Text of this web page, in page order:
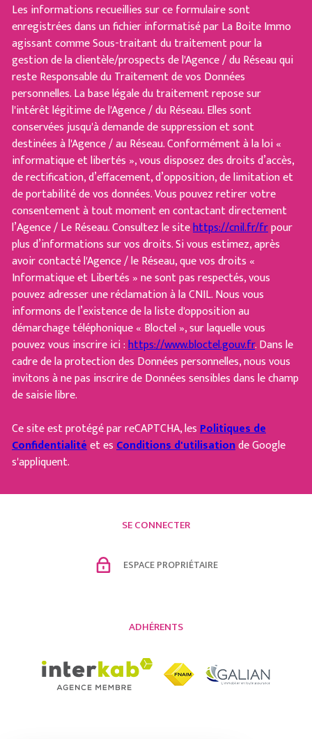
Les informations recueillies sur ce formulaire sont
enregistrées dans un fichier informatisé par La Boite Immo
agissant comme Sous-traitant du traitement pour la
gestion de la clientèle/prospects de l'Agence / du Réseau qui
reste Responsable du Traitement de vos Données
personnelles. La base légale du traitement repose sur
l'intérêt légitime de l'Agence / du Réseau. Elles sont
conservées jusqu'à demande de suppression et sont
destinées à l'Agence / au Réseau. Conformément à la loi «
informatique et libertés », vous disposez des droits d’accès,
de rectification, d’effacement, d’opposition, de limitation et
de portabilité de vos données. Vous pouvez retirer votre
consentement à tout moment en contactant directement
l’Agence / Le Réseau. Consultez le sitehttps://cnil.fr/frpour
plus d’informations sur vos droits. Si vous estimez, après
avoir contacté l'Agence / le Réseau, que vos droits «
Informatique et Libertés » ne sont pas respectés, vous
pouvez adresser une réclamation à la CNIL. Nous vous
informons de l’existence de la liste d'opposition au
démarchage téléphonique « Bloctel », sur laquelle vous
pouvez vous inscrire ici :https://www.bloctel.gouv.fr. Dans le
cadre de la protection des Données personnelles, nous vous
invitons à ne pas inscrire de Données sensibles dans le champ
de saisie libre.
Ce site est protégé par reCAPTCHA, lesPolitiques de
Confidentialitéet esConditions d'utilisationde Google
s'appliquent.
SE CONNECTER
ESPACE PROPRIÉTAIRE
ADHÉRENTS